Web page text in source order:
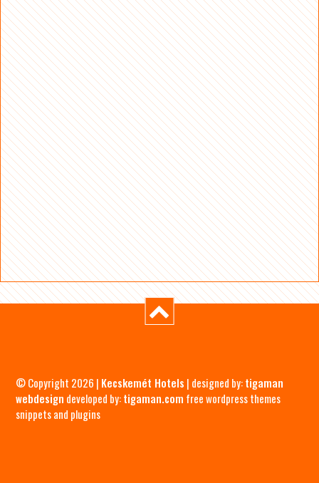
© Copyright 2026 | Kecskemét Hotels | designed by:tigaman
webdesign developed by:tigaman.com free wordpress themes
snippets and plugins